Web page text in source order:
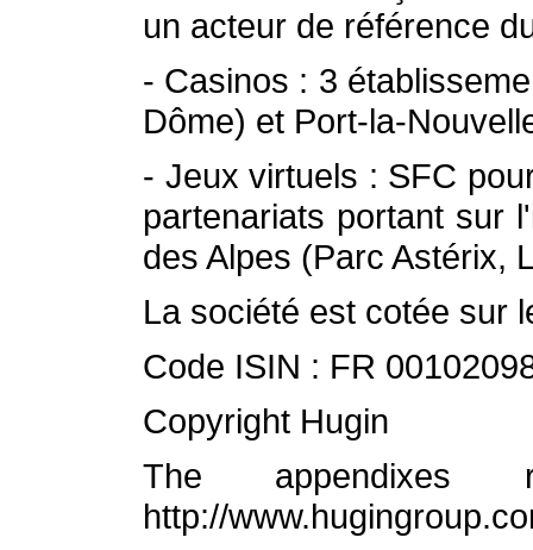
un acteur de référence
- Casinos : 3
Dôme) et Port-la-
- Jeux virtuels : SFC
partenariats portant sur
des Alpes (Parc Astérix,
La société est cotée sur
Code ISIN : FR
Copyright Hugin
The
http://